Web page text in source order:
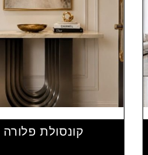
קונסולת פלורה 120